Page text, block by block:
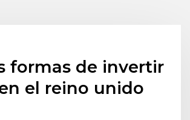
formas de invertir
el reino unido